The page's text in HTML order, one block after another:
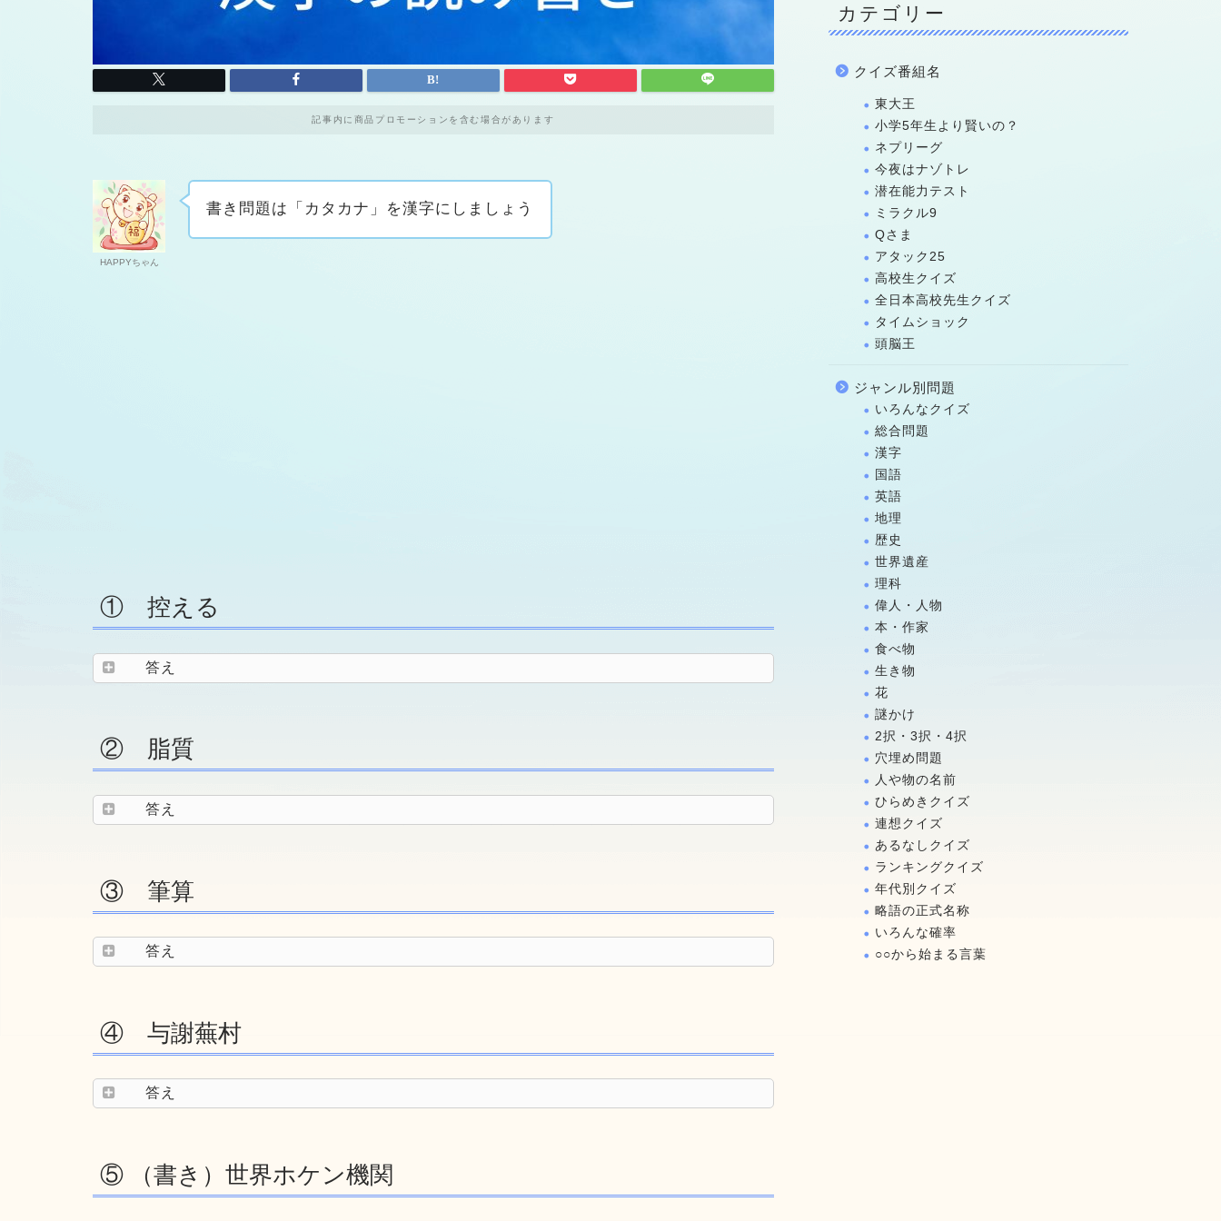
記事内に商品プロモーションを含む場合があります
HAPPYちゃん
書き問題は「カタカナ」を漢字にしましょう
① 控える
答え
② 脂質
答え
③ 筆算
答え
④ 与謝蕪村
答え
⑤ （書き）世界ホケン機関
カテゴリー
クイズ番組名
東大王
小学5年生より賢いの？
ネプリーグ
今夜はナゾトレ
潜在能力テスト
ミラクル9
Qさま
アタック25
高校生クイズ
全日本高校先生クイズ
タイムショック
頭脳王
ジャンル別問題
いろんなクイズ
総合問題
漢字
国語
英語
地理
歴史
世界遺産
理科
偉人・人物
本・作家
食べ物
生き物
花
謎かけ
2択・3択・4択
穴埋め問題
人や物の名前
ひらめきクイズ
連想クイズ
あるなしクイズ
ランキングクイズ
年代別クイズ
略語の正式名称
いろんな確率
○○から始まる言葉